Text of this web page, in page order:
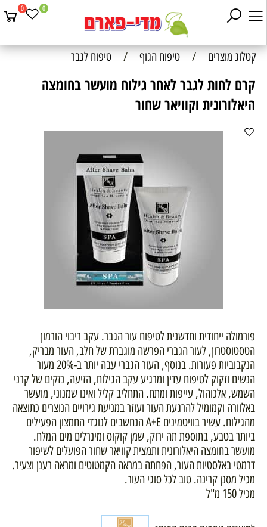
0 0
קטלוג מוצרים / טיפוח הגוף / טיפוח לגבר
קרם לחות לגבר לאחר גילוח מועשר בחומצה
היאלורונית וקוויאר שחור
פורמולה ייחודית וחדשנית לטיפוח עור הגבר. עקב ריבוי הורמון
הטסטוסטרון, לעור הגברי הפרשה מוגברת של חלב, העור מבריק,
הנקבוביות פעורות. בנוסף, העור הגברי עבה יותר ב-20% מעור
הנשים וזקוק לטיפוח עדין ומרגיע עקב הגילוח, הזיעה, נזקים של קרני
השמש, אלכוהול, עייפות ומתח. התחליב קליל ואינו שמנוני, מועשר
באלוורה וקמומיל להרגעת העור ועוזר במניעת גירויים הנוצרים כתוצאה
מהגילוח. עשיר בוויטמינים A+E הנחשבים לנוגדי החמצון הפעילים
ביותר בטבע, בתוספת תה ירוק, שמן קוקוס ומינרלים מים המלח.
מועשר בחומצה היאלורונית ותמצית קוויאר שחור הפועלים לשיפור
דרמטי באלסטיות העור, הפחתה במראה הקמטוטים ומראה רענן וצעיר.
מכיל מסנן קרינה. טוב לכל סוגי העור.
מכיל 150 מ"ל